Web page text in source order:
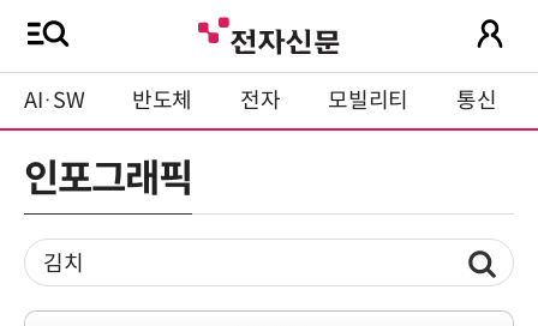
AI·SW 반도체 전자 모빌리티 통신
인포그래픽